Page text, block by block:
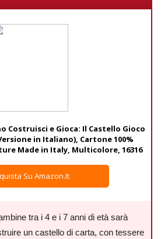
Costruisci e Gioca: Il Castello Gioco
in Italiano), Cartone 100%
Made in Italy, Multicolore, 16316
Su Amazon.it
tra i 4 e i 7 anni di età sarà
un castello di carta, con tessere